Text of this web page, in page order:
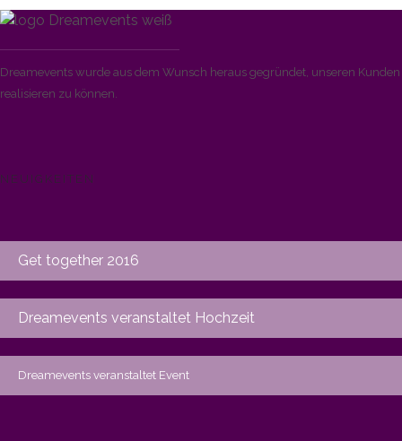
Dreamevents wurde aus dem Wunsch heraus gegründet, unseren
realisieren zu können.
NEUIGKEITEN
Get together 2016
Dreamevents veranstaltet Hochzeit
Dreamevents veranstaltet Event